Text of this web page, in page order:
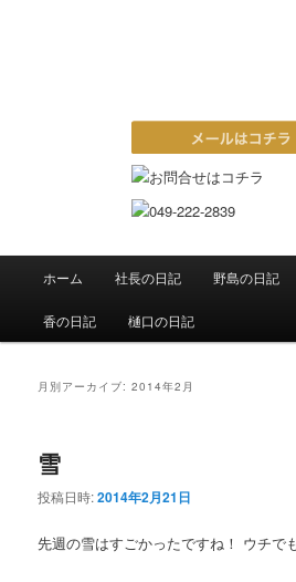
恵の日記 双子ママのお仕事日記
メインコンテンツへ移動
サブコンテンツへ移動
ホーム 社長の日記 野島の日記
香の日記 樋口の日記
月別アーカイブ:2014年2月
雪
投稿日時:2014年2月21日
先週の雪はすごかったですね！ ウチで